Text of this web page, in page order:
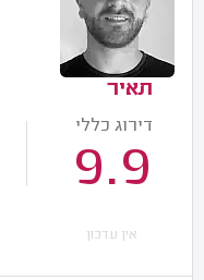
תאיר
דירוג כללי
9.9
אין עדכון